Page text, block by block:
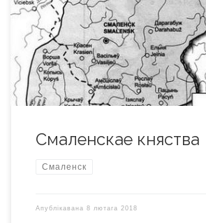
часткі Маскоўскай, Калужскай,
абласцей Расіі, усходнія раёнаў
абласцей Беларусі. Княства ўтварылася
смаленскай групоўкі крывічоў, якая
VIII—IX ст. у вярхоўях Дняпра і Дзясны.
Смаленскае княства
Смаленск
Апублікавана 8 лютага 2018